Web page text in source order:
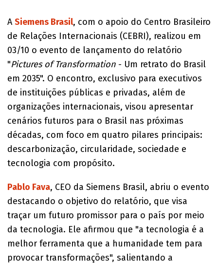
A Siemens Brasil, com o apoio do Centro Brasileiro
de Relações Internacionais (CEBRI), realizou em
03/10 o evento de lançamento do relatório
"Pictures of Transformation - Um retrato do Brasil
em 2035". O encontro, exclusivo para executivos
de instituições públicas e privadas, além de
organizações internacionais, visou apresentar
cenários futuros para o Brasil nas próximas
décadas, com foco em quatro pilares principais:
descarbonização, circularidade, sociedade e
tecnologia com propósito.
Pablo Fava, CEO da Siemens Brasil, abriu o evento
destacando o objetivo do relatório, que visa
traçar um futuro promissor para o país por meio
da tecnologia. Ele afirmou que "a tecnologia é a
melhor ferramenta que a humanidade tem para
provocar transformações", salientando a